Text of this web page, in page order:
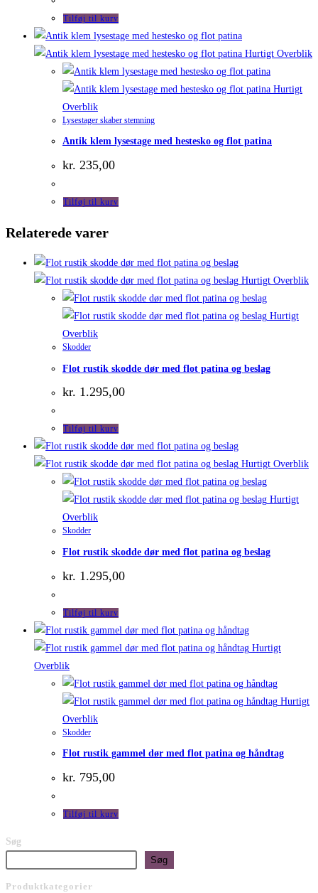
Tilføj til kurv
Hurtigt Overblik
Hurtigt
Overblik
Lysestager skaber stemning
Antik klem lysestage med hestesko og flot patina
kr. 235,00
Tilføj til kurv
Relaterede varer
Hurtigt Overblik
Hurtigt
Overblik
Skodder
Flot rustik skodde dør med flot patina og beslag
kr. 1.295,00
Tilføj til kurv
Hurtigt Overblik
Hurtigt
Overblik
Skodder
Flot rustik skodde dør med flot patina og beslag
kr. 1.295,00
Tilføj til kurv
Hurtigt
Overblik
Hurtigt
Overblik
Skodder
Flot rustik gammel dør med flot patina og håndtag
kr. 795,00
Tilføj til kurv
Søg
Søg
Produktkategorier